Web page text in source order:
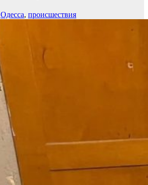
Одесса, происшествия